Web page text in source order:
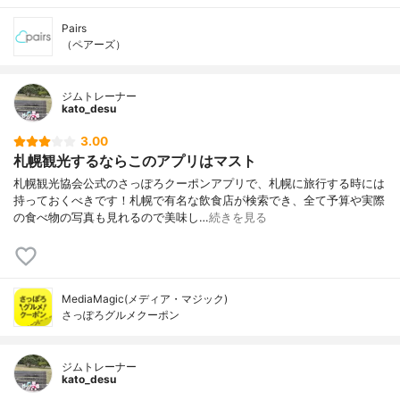
Pairs
（ペアーズ）
ジムトレーナー
kato_desu
3.00
札幌観光するならこのアプリはマスト
札幌観光協会公式のさっぽろクーポンアプリで、札幌に旅行する時には
持っておくべきです！札幌で有名な飲食店が検索でき、全て予算や実際
の食べ物の写真も見れるので美味し…続きを見る
MediaMagic(メディア・マジック)
さっぽろグルメクーポン
ジムトレーナー
kato_desu